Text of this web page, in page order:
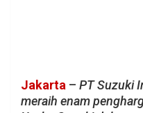
Jakarta – PT Suzuki
meraih enam